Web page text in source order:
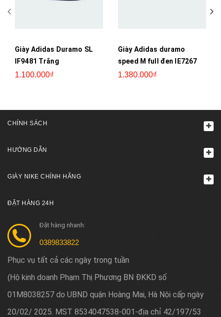
Giày Adidas Duramo SL
IF9481 Trắng
1.100.000₫
Giày Adidas duramo
speed M full đen IE7267
1.380.000₫
CHÍNH SÁCH
HƯỚNG DẪN
GIÀY NIKE CHÍNH HÃNG
ĐẶT HÀNG 24H
Đặt hàng nhanh:
0389833822
Phục vụ tất cả các ngày trong tuần
(Hộ kinh doanh Phạm Thị Phương BN ĐKKD số
01M8038257 do UBND quận Hoàng Mai, Hà Nội cấp ngày
20/02/ 2025. MST 8534047538-001-địa chỉ 42/197/53